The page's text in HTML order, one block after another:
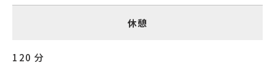
休憩
120 分